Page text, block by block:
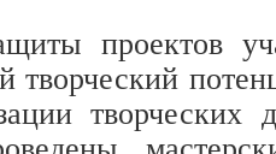
проектов
творческий
творческих